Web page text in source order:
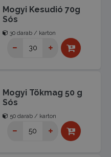
Mogyi Kesudió 70g
Sós
30 darab / karton
Mogyi Tökmag 50 g
Sós
50 darab / karton